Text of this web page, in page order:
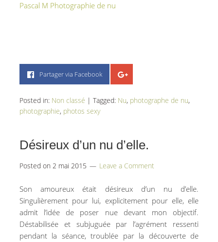
Pascal M Photographie de nu
Partager via Facebook
Posted in: Non classé | Tagged: Nu, photographe de nu,
photographie, photos sexy
Désireux d’un nu d’elle.
Posted on 2 mai 2015 Leave a Comment
Son amoureux était désireux d’un nu d’elle.
Singulièrement pour lui, explicitement pour elle, elle
admit l’idée de poser nue devant mon objectif.
Déstabilisée et subjuguée par l’agrément ressenti
pendant la séance, troublée par la découverte de